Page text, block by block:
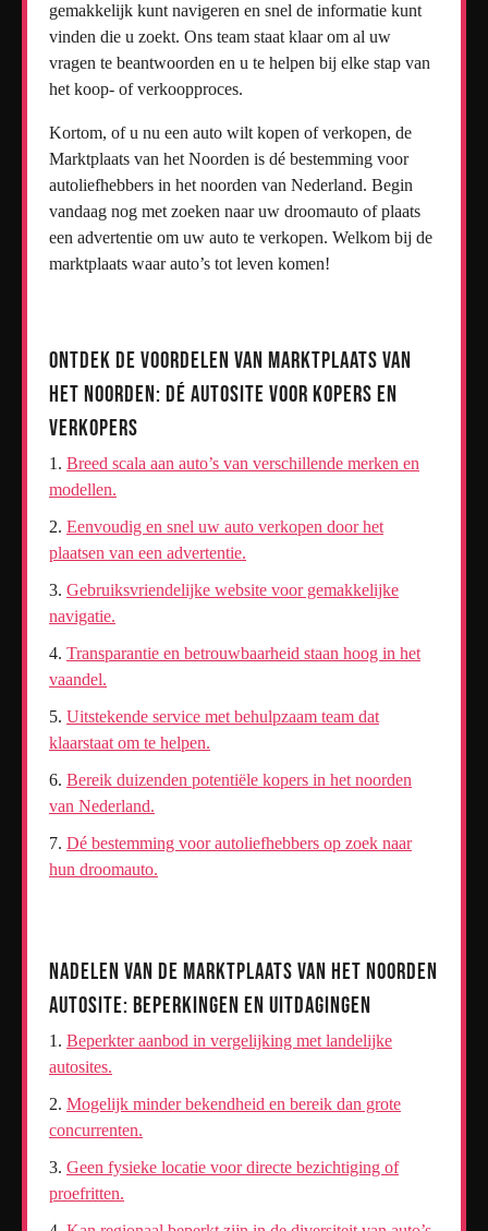
gemakkelijk kunt navigeren en snel de informatie kunt
vinden die u zoekt. Ons team staat klaar om al uw
vragen te beantwoorden en u te helpen bij elke stap van
het koop- of verkoopproces.
Kortom, of u nu een auto wilt kopen of verkopen, de
Marktplaats van het Noorden is dé bestemming voor
autoliefhebbers in het noorden van Nederland. Begin
vandaag nog met zoeken naar uw droomauto of plaats
een advertentie om uw auto te verkopen. Welkom bij de
marktplaats waar auto’s tot leven komen!
Ontdek de Voordelen van Marktplaats van
het Noorden: Dé Autosite voor Kopers en
Verkopers
Breed scala aan auto’s van verschillende merken en
modellen.
Eenvoudig en snel uw auto verkopen door het
plaatsen van een advertentie.
Gebruiksvriendelijke website voor gemakkelijke
navigatie.
Transparantie en betrouwbaarheid staan hoog in het
vaandel.
Uitstekende service met behulpzaam team dat
klaarstaat om te helpen.
Bereik duizenden potentiële kopers in het noorden
van Nederland.
Dé bestemming voor autoliefhebbers op zoek naar
hun droomauto.
Nadelen van de Marktplaats van het Noorden
Autosite: Beperkingen en Uitdagingen
Beperkter aanbod in vergelijking met landelijke
autosites.
Mogelijk minder bekendheid en bereik dan grote
concurrenten.
Geen fysieke locatie voor directe bezichtiging of
proefritten.